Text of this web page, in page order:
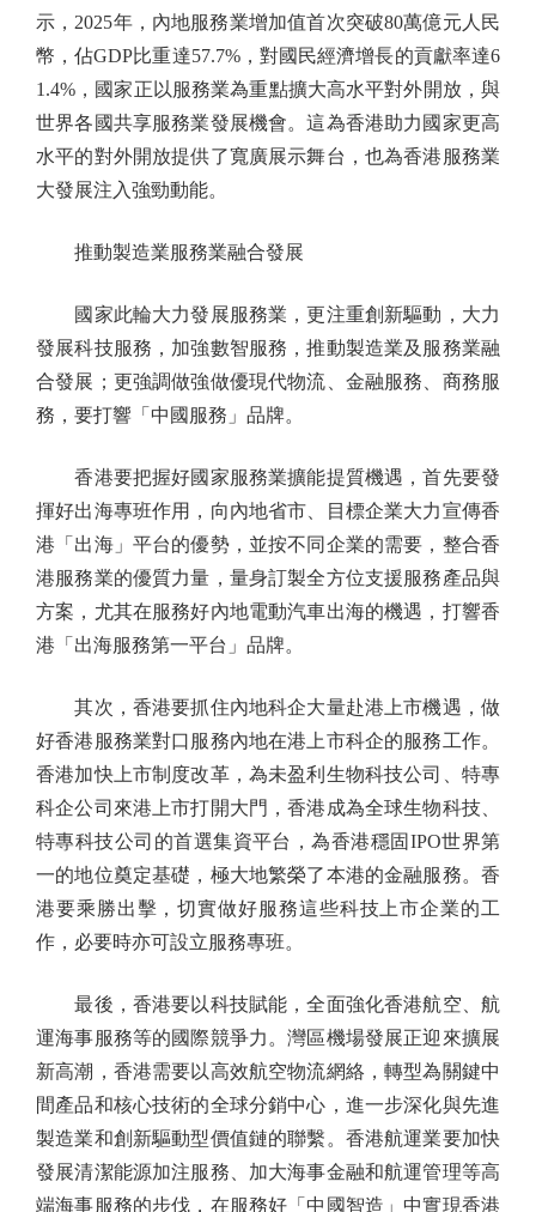
示，2025年，內地服務業增加值首次突破80萬億元人民
幣，佔GDP比重達57.7%，對國民經濟增長的貢獻率達6
1.4%，國家正以服務業為重點擴大高水平對外開放，與
世界各國共享服務業發展機會。這為香港助力國家更高
水平的對外開放提供了寬廣展示舞台，也為香港服務業
大發展注入強勁動能。
推動製造業服務業融合發展
國家此輪大力發展服務業，更注重創新驅動，大力
發展科技服務，加強數智服務，推動製造業及服務業融
合發展；更強調做強做優現代物流、金融服務、商務服
務，要打響「中國服務」品牌。
香港要把握好國家服務業擴能提質機遇，首先要發
揮好出海專班作用，向內地省市、目標企業大力宣傳香
港「出海」平台的優勢，並按不同企業的需要，整合香
港服務業的優質力量，量身訂製全方位支援服務產品與
方案，尤其在服務好內地電動汽車出海的機遇，打響香
港「出海服務第一平台」品牌。
其次，香港要抓住內地科企大量赴港上市機遇，做
好香港服務業對口服務內地在港上市科企的服務工作。
香港加快上市制度改革，為未盈利生物科技公司、特專
科企公司來港上市打開大門，香港成為全球生物科技、
特專科技公司的首選集資平台，為香港穩固IPO世界第
一的地位奠定基礎，極大地繁榮了本港的金融服務。香
港要乘勝出擊，切實做好服務這些科技上市企業的工
作，必要時亦可設立服務專班。
最後，香港要以科技賦能，全面強化香港航空、航
運海事服務等的國際競爭力。灣區機場發展正迎來擴展
新高潮，香港需要以高效航空物流網絡，轉型為關鍵中
間產品和核心技術的全球分銷中心，進一步深化與先進
製造業和創新驅動型價值鏈的聯繫。香港航運業要加快
發展清潔能源加注服務、加大海事金融和航運管理等高
端海事服務的步伐，在服務好「中國智造」中實現香港